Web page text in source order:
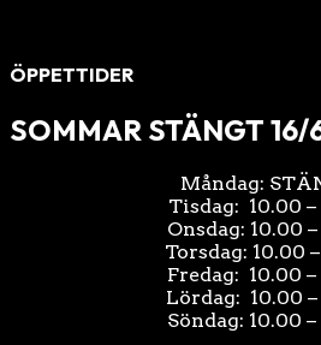
ÖPPETTIDER
SOMMAR STÄNGT 16/
Måndag:
Tisdag: 10.00 –
Onsdag: 10.00 –
Torsdag: 10.00
Fredag: 10.00 –
Lördag: 10.00 –
Söndag: 10.00 –